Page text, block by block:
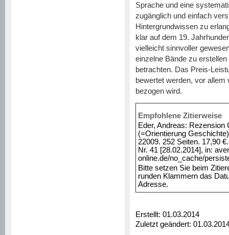
Sprache und eine
zugänglich und einfach
Hintergrundwissen zu
klar auf dem 19.
vielleicht sinnvoller
einzelne Bände zu
betrachten. Das Preis-
bewertet werden, vor allem
bezogen wird.
Empfohlene Zitierweise
Eder, Andreas:
(=Orientierung
22009. 252 Seiten. 17,90
Nr. 41 [28.02.2014], in:
online.de/no_cache/
Bitte setzen Sie beim
runden Klammern das
Adresse.
Erstellt: 01.03.2014
Zuletzt geändert: